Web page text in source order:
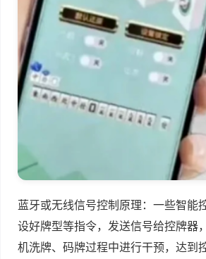
蓝牙或无线信号控制原理：一些智能
设好牌型等指令，发送信号给控牌器
机洗牌、码牌过程中进行干预，达到